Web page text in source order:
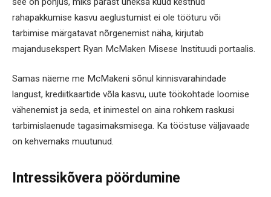
rahapakkumise kasvu aeglustumist ei ole tööturu või
tarbimise märgatavat nõrgenemist näha, kirjutab
majandusekspert Ryan McMaken Misese Instituudi portaalis.
Samas näeme me McMakeni sõnul kinnisvarahindade
langust, krediitkaartide võla kasvu, uute töökohtade loomise
vähenemist ja seda, et inimestel on aina rohkem raskusi
tarbimislaenude tagasimaksmisega. Ka tööstuse väljavaade
on kehvemaks muutunud.
Intressikõvera pöördumine